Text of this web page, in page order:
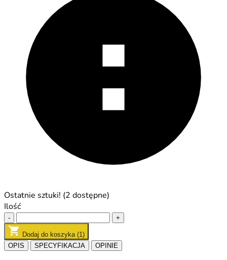
Ostatnie sztuki! (2 dostępne)
Ilość
- +
Dodaj do koszyka (1)
OPIS
SPECYFIKACJA OPINIE